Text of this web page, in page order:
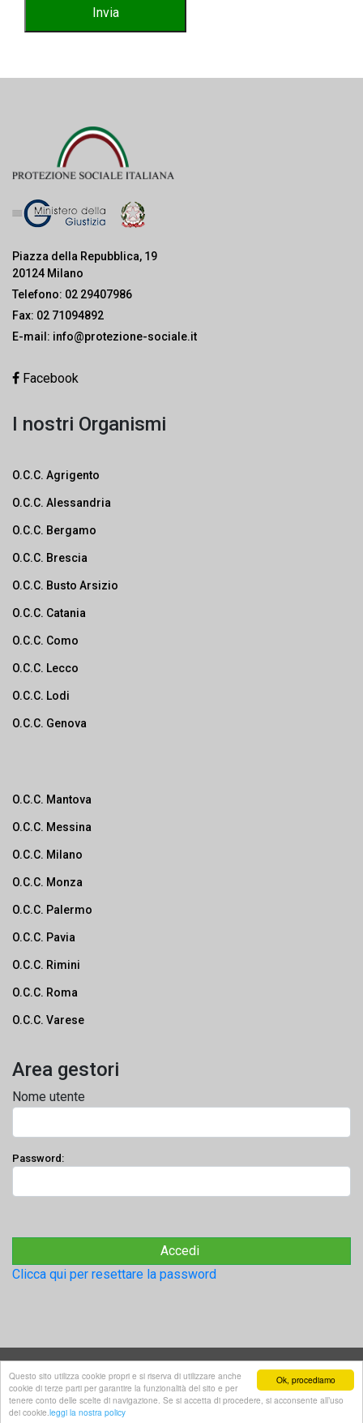
Ok, procediamo
Questo sito utilizza cookie propri e si riserva di utilizzare anche
cookie di terze parti per garantire la funzionalità del sito e per
tenere conto delle scelte di navigazione. Se si accetta di procedere, si acconsente all’uso
dei cookie.leggi la nostra policy
Piazza della Repubblica, 19
20124 Milano
Telefono: 02 29407986
Fax: 02 71094892
E-mail: info@protezione-sociale.it
Facebook
I nostri Organismi
O.C.C. Agrigento
O.C.C. Alessandria
O.C.C. Bergamo
O.C.C. Brescia
O.C.C. Busto Arsizio
O.C.C. Catania
O.C.C. Como
O.C.C. Lecco
O.C.C. Lodi
O.C.C. Genova
O.C.C. Mantova
O.C.C. Messina
O.C.C. Milano
O.C.C. Monza
O.C.C. Palermo
O.C.C. Pavia
O.C.C. Rimini
O.C.C. Roma
O.C.C. Varese
Area gestori
Nome utente
Password:
Clicca qui per resettare la password